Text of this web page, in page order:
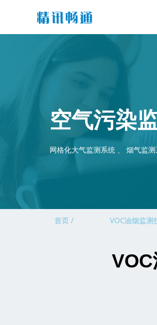
空气污染
网格化大气监测系统 、 烟气监
首页 / VOC油烟监测